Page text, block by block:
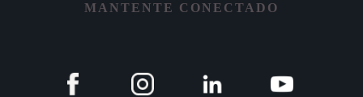
MANTENTE CONECTADO